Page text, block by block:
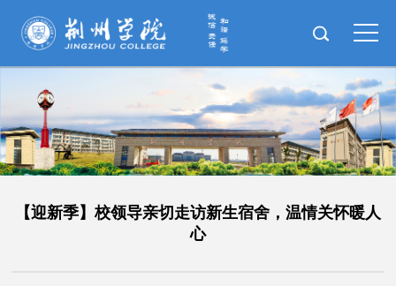
【迎新季】校领导亲切走访新生宿舍，温情关怀暖人
心